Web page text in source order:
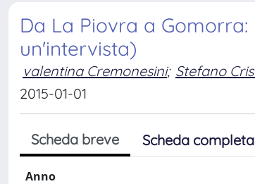
Da La Piovra a
un'intervista)
valentina Cremonesini; Stefano
2015-01-01
Scheda breve Scheda completa
Anno